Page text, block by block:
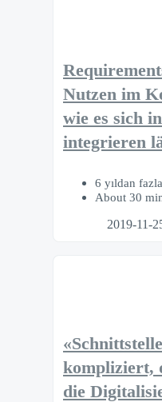
Nutzen im
wie es sich
integrieren
6 yıldan
About 30
2019-11-
kompliziert,
die